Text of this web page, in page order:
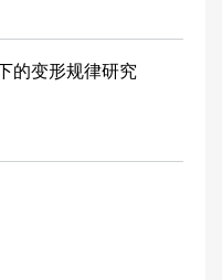
的变形规律研究